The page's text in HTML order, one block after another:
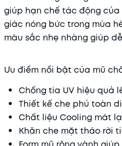
giúp hạn chế tác động
giác nóng bức trong mùa
màu sắc nhẹ nhàng giúp
Ưu điểm nổi bật của mũ
Chống tia UV hiệu quả
Thiết kế che phủ toàn
Chất liệu Cooling mát
Khăn che mặt tháo rời